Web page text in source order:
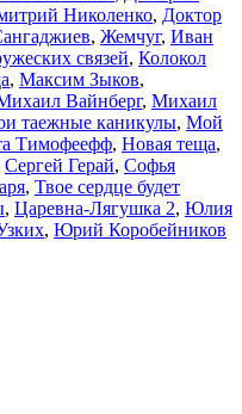
Николенко, Доктор
, Жемчуг, Иван
связей, Колокол
, Максим Зыков,
Вайнберг, Михаил
таежные каникулы, Мой
Тимофеефф, Новая теща,
Сергей Герай, Софья
, Твое сердце будет
, Царевна-Лягушка 2, Юлия
, Юрий Коробейников